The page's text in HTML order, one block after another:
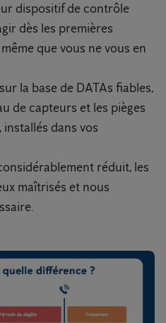
dispositif de contrôle
dès les premières
que vous ne vous en
la base de DATAs fiables,
de capteurs et les pièges
dans vos
réduit, les
maîtrisés et nous